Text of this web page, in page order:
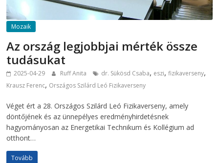
Mozaik
Az ország legjobbjai mérték össze
tudásukat
2025-04-29 Ruff Anita dr. Sükösd Csaba, eszi,fizikaverseny,
Krausz Ferenc, Országos Szilárd Leó Fizikaverseny
Véget ért a 28. Országos Szilárd Leó Fizikaverseny, amely
döntőjének és az ünnepélyes eredményhirdetésnek
hagyományosan az Energetikai Technikum és Kollégium ad
otthont…
Tovább